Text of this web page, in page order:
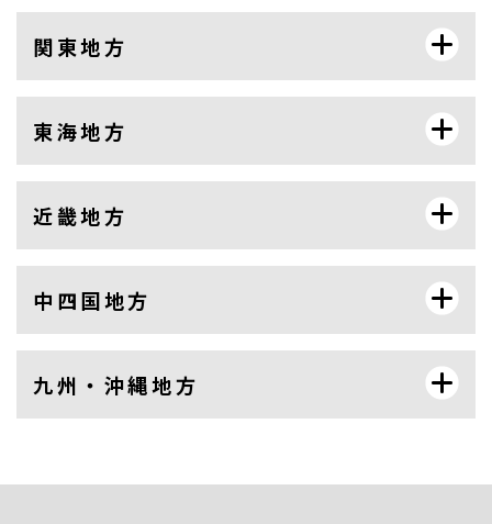
関東地方
東海地方
近畿地方
中四国地方
九州・沖縄地方